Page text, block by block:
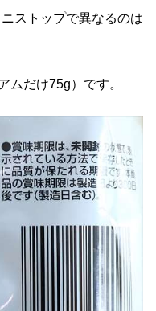
ストップで異なるのは
ムだけ75g）です。